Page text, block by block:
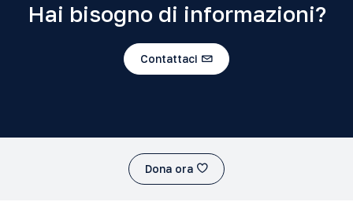
Hai bisogno di informazioni?
Contattaci
Dona ora